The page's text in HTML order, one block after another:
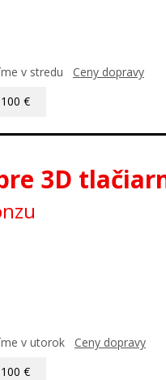
v stredu Ceny dopravy
€
3D
v utorok Ceny dopravy
€